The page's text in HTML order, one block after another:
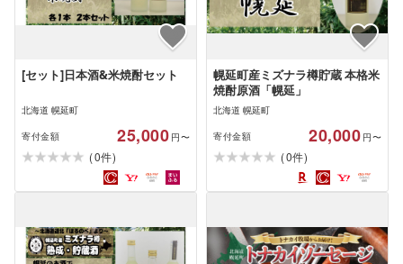
[セット]日本酒&米焼酎セット
北海道 幌延町
寄付金額 25,000 円〜
(0件)
幌延町産ミズナラ樽貯蔵 本格米
焼酎原酒「幌延」
北海道 幌延町
寄付金額 20,000 円〜
(0件)